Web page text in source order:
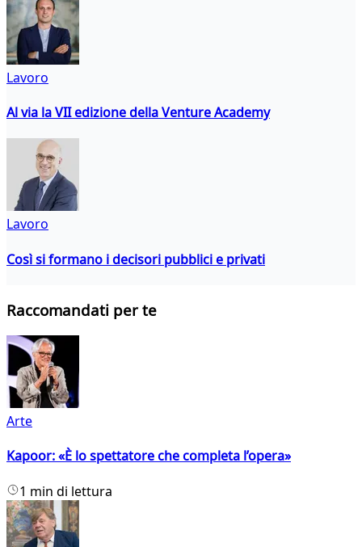
Lavoro
Al via la VII edizione della Venture Academy
Lavoro
Così si formano i decisori pubblici e privati
Raccomandati per te
Arte
Kapoor: «È lo spettatore che completa l’opera»
1 min di lettura